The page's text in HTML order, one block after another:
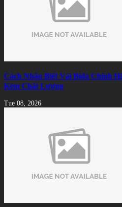
Cách Nhận Biết Vải Bida Chính
Kém Chất Lượng
Tue 08, 2026